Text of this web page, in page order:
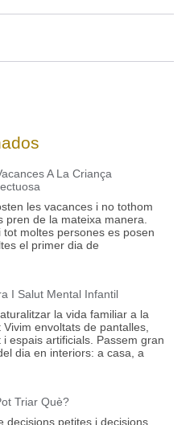
A La Criança
les vacances i no tothom
pren de la mateixa manera.
tot moltes persones es posen
el primer dia de
I Salut Mental Infantil
la vida familiar a la
Vivim envoltats de pantalles,
i espais artificials. Passem gran
dia en interiors: a casa, a
Triar Què?
decisions petites i decisions